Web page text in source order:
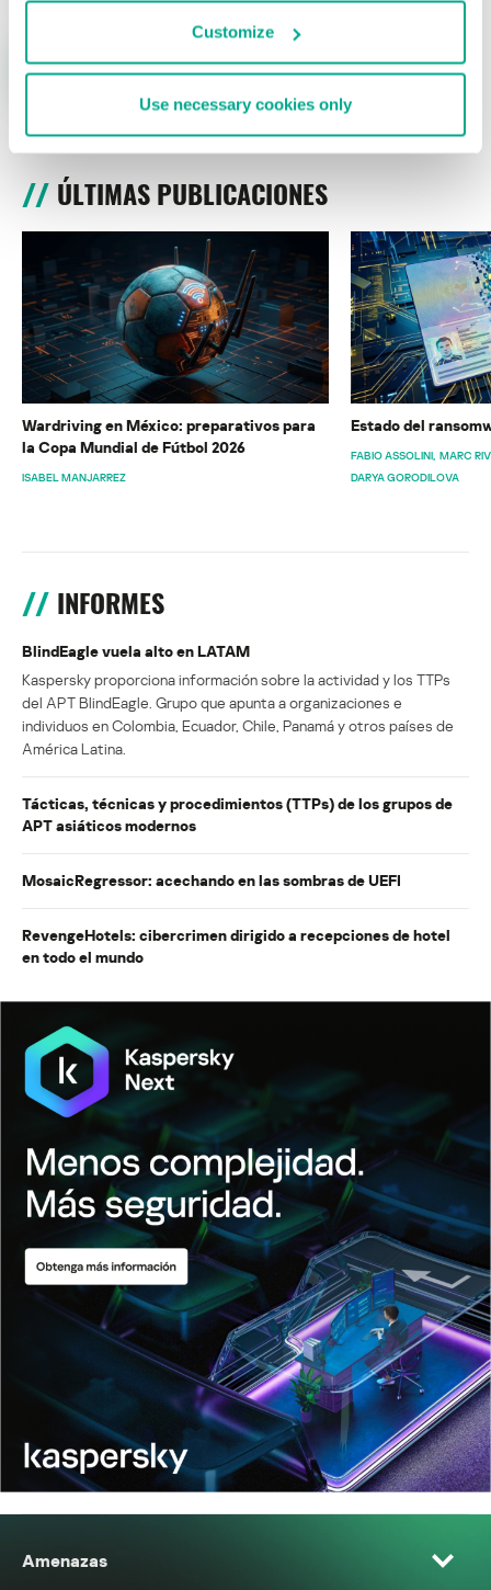
Customize
Use necessary cookies only
ÚLTIMAS PUBLICACIONES
Wardriving en México: preparativos para
la Copa Mundial de Fútbol 2026
ISABEL MANJARREZ
Estado del
FABIO ASSOLINI MARC
DARYA GORODILOVA
INFORMES
BlindEagle vuela alto en LATAM
Kaspersky proporciona información sobre la actividad y los TTPs
del APT BlindEagle. Grupo que apunta a organizaciones e
individuos en Colombia, Ecuador, Chile, Panamá y otros países de
América Latina.
Tácticas, técnicas y procedimientos (TTPs) de los grupos de
APT asiáticos modernos
MosaicRegressor: acechando en las sombras de UEFI
RevengeHotels: cibercrimen dirigido a recepciones de hotel
en todo el mundo
Amenazas